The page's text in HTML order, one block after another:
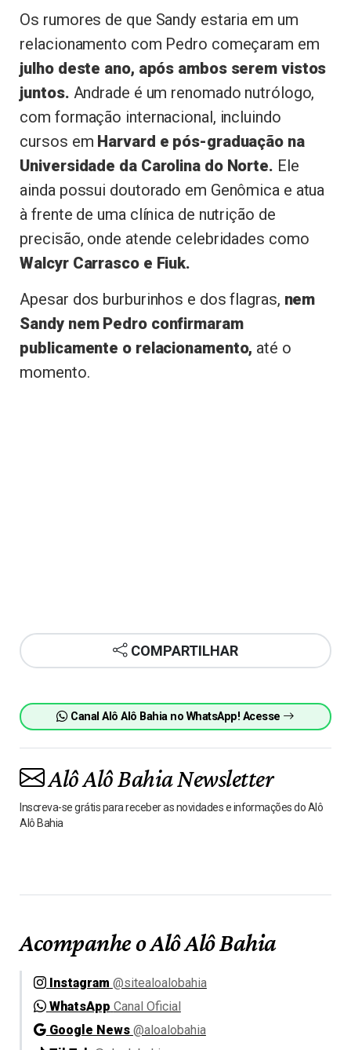
Os rumores de que Sandy estaria em um
relacionamento com Pedro começaram em
julho deste ano, após ambos serem vistos
juntos. Andrade é um renomado nutrólogo,
com formação internacional, incluindo
cursos em Harvard e pós-graduação na
Universidade da Carolina do Norte. Ele
ainda possui doutorado em Genômica e atua
à frente de uma clínica de nutrição de
precisão, onde atende celebridades como
Walcyr Carrasco e Fiuk.
Apesar dos burburinhos e dos flagras, nem
Sandy nem Pedro confirmaram
publicamente o relacionamento, até o
momento.
COMPARTILHAR
Canal Alô Alô Bahia no WhatsApp! Acesse
Alô Alô Bahia Newsletter
Inscreva-se grátis para receber as novidades e informações do Alô
Alô Bahia
Acompanhe o Alô Alô Bahia
Instagram @sitealoalobahia
WhatsApp Canal Oficial
Google News @aloalobahia